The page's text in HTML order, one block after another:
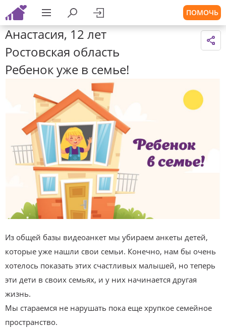
ПОМОЧЬ
Анастасия, 12 лет
Ростовская область
Ребенок уже в семье!
Из общей базы видеоанкет мы убираем анкеты детей,
которые уже нашли свои семьи. Конечно, нам бы очень
хотелось показать этих счастливых малышей, но теперь
эти дети в своих семьях, и у них начинается другая
жизнь.
Мы стараемся не нарушать пока еще хрупкое семейное
пространство.